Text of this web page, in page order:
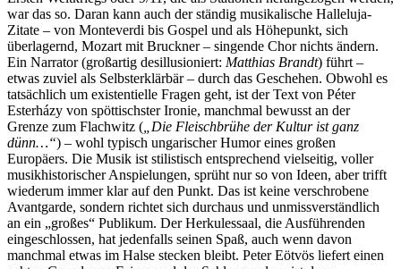
war das so. Daran kann auch der ständig musikalische Halleluja-
Zitate – von Monteverdi bis Gospel und als Höhepunkt, sich
überlagernd, Mozart mit Bruckner – singende Chor nichts ändern.
Ein Narrator (großartig desillusioniert: Matthias Brandt) führt –
etwas zuviel als Selbsterklärbär – durch das Geschehen. Obwohl es
tatsächlich um existentielle Fragen geht, ist der Text von Péter
Esterházy von spöttischster Ironie, manchmal bewusst an der
Grenze zum Flachwitz ( „Die Fleischbrühe der Kultur ist ganz
dünn…“) – wohl typisch ungarischer Humor eines großen
Europäers. Die Musik ist stilistisch entsprechend vielseitig, voller
musikhistorischer Anspielungen, sprüht nur so von Ideen, aber trifft
wiederum immer klar auf den Punkt. Das ist keine verschrobene
Avantgarde, sondern richtet sich durchaus und unmissverständlich
an ein „großes“ Publikum. Der Herkulessaal, die Ausführenden
eingeschlossen, hat jedenfalls seinen Spaß, auch wenn davon
manchmal etwas im Halse stecken bleibt. Peter Eötvös liefert einen